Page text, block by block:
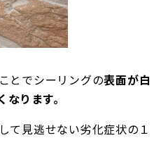
とでシーリングの表面が白
ります。
て見逃せない劣化症状の１